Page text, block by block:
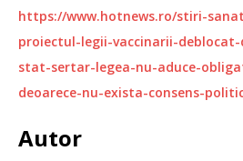
https://www.hotnews.ro/stiri-
proiectul-legii-vaccinarii-
stat-sertar-legea-nu-aduce-
deoarece-nu-exista-consens-
Autor